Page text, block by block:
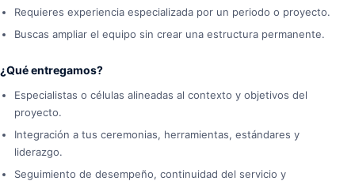
Requieres experiencia especializada por un periodo o proyecto.
Buscas ampliar el equipo sin crear una estructura permanente.
¿Qué entregamos?
Especialistas o células alineadas al contexto y objetivos del
proyecto.
Integración a tus ceremonias, herramientas, estándares y
liderazgo.
Seguimiento de desempeño, continuidad del servicio y